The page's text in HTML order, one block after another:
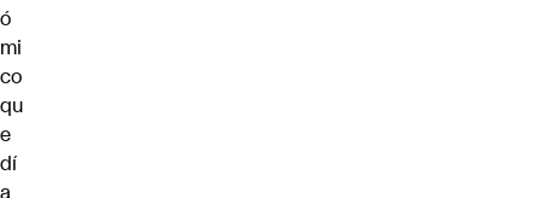
ó
mi
co
qu
e
dí